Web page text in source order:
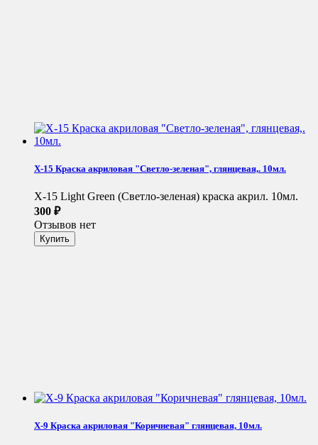
X-15 Краска акриловая "Светло-зеленая", глянцевая,. 10мл.
X-15 Light Green (Светло-зеленая) краска акрил. 10мл.
300 ₽
Отзывов нет
X-9 Краска акриловая "Коричневая" глянцевая, 10мл.